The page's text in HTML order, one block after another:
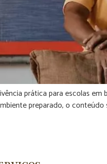
prática para escolas
preparado, o